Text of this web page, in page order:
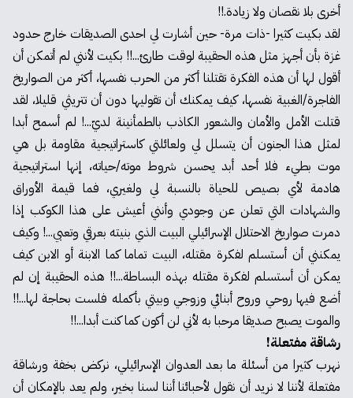
أخرى بلا نقصان ولا زيادة.!!
لقد بكيت كثيرا -ذات مرة- حين أشارت لي احدى الصديقات خارج حدود
غزة بأن أجهز مثل هذه الحقيبة لوقت طارئ...!! بكيت لأنني لم أتمكن أن
أقول لها أن هذه الفكرة تقتلنا أكثر من الحرب نفسها، أكثر من الصواريخ
الفاجرة/الغبية نفسها، كيف يمكنك أن تقوليها دون أن تتريثي قليلا، لقد
قتلت الأمل والأمان والشعور الكاذب بالطمأنينة لديّ...! لم أسمح أبدا
لمثل هذا الجنون أن يتسلل لي ولعائلتي كاستراتيجية مقاومة بل هي
موت بطيء فلا أحد أبد يحسن شروط موته/حياته، إنها استراتيجية
هادمة لأي بصيص للحياة بالنسبة لي ولغيري، فما قيمة الأوراق
والشهادات التي تعلن عن وجودي وأنني أعيش على هذا الكوكب إذا
دمرت صواريخ الاحتلال الإسرائيلي البيت الذي بنيته بعرقي وتعبي...! وكيف
يمكنني أن أستسلم لفكرة مقتله، البيت تماما كما الابنة أو الابن كيف
يمكن أن أستسلم لفكرة مقتله بهذه البساطة...!! هذه الحقيبة إن لم
أضع فيها روحي وروح أبنائي وزوجي وبيتي بأكمله فلست بحاجة لها...!!
والموت يصبح صديقا مرحبا به لأني لن أكون كما كنت أبدا...!!
رشاقة مفتعلة!
نهرب كثيرا من أسئلة ما بعد العدوان الإسرائيلي، نركض بخفة ورشاقة
مفتعلة لأننا لا نريد أن نقول لأحبائنا أننا لسنا بخير، ولم يعد بالإمكان أن